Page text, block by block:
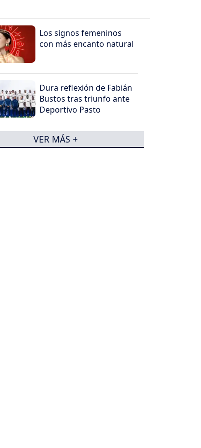
Los signos femeninos
con más encanto natural
Dura reflexión de Fabián
Bustos tras triunfo ante
Deportivo Pasto
VER MÁS +